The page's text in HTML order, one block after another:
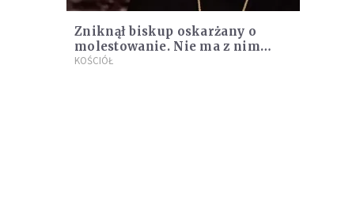
Zniknął biskup oskarżany o
molestowanie. Nie ma z nim
kontaktu
KOŚCIÓŁ